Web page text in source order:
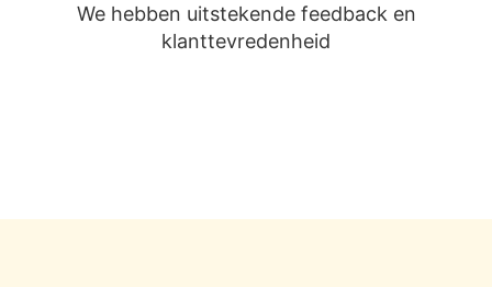
We hebben uitstekende feedback en
klanttevredenheid